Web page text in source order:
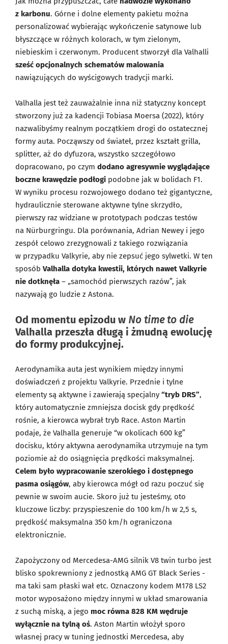
z karbonu. Górne i dolne elementy pakietu można
personalizować wybierając wykończenie satynowe lub
błyszczące w różnych kolorach, w tym zielonym,
niebieskim i czerwonym. Producent stworzył dla Valhalli
sześć opcjonalnych schematów malowania
nawiązujących do wyścigowych tradycji marki.
Valhalla jest też zauważalnie inna niż statyczny koncept
stworzony już za kadencji Tobiasa Moersa (2022), który
nazwalibyśmy realnym początkiem drogi do ostatecznej
formy auta. Począwszy od świateł, przez kształt grilla,
splitter, aż do dyfuzora, wszystko szczegółowo
dopracowano, po czym dodano agresywnie wyglądające
boczne krawędzie podłogi podobne jak w bolidach F1.
W wyniku procesu rozwojowego dodano też gigantyczne,
hydraulicznie sterowane aktywne tylne skrzydło,
pierwszy raz widziane w prototypach podczas testów
na Nürburgringu. Dla porównania, Adrian Newey i jego
zespół celowo zrezygnowali z takiego rozwiązania
w przypadku Valkyrie, aby nie zepsuć jego sylwetki. W ten
sposób Valhalla dotyka kwestii, których nawet Valkyrie
nie dotknęła – „samochód pierwszych razów”, jak
nazywają go ludzie z Astona.
Od momentu epizodu w No time to die
Valhalla przeszła długą i żmudną ewolucję
do formy produkcyjnej.
Aerodynamika auta jest wynikiem między innymi
doświadczeń z projektu Valkyrie. Przednie i tylne
elementy są aktywne i zawierają specjalny “tryb DRS”,
który automatycznie zmniejsza docisk gdy prędkość
rośnie, a kierowca wybrał tryb Race. Aston Martin
podaje, że Valhalla generuje “w okolicach 600 kg”
docisku, który aktywna aerodynamika utrzymuje na tym
poziomie aż do osiągnięcia prędkości maksymalnej.
Celem było wypracowanie szerokiego i dostępnego
pasma osiągów, aby kierowca mógł od razu poczuć się
pewnie w swoim aucie. Skoro już tu jesteśmy, oto
kluczowe liczby: przyspieszenie do 100 km/h w 2,5 s,
prędkość maksymalna 350 km/h ograniczona
elektronicznie.
Zapożyczony od Mercedesa-AMG silnik V8 twin turbo jest
blisko spokrewniony z jednostką AMG GT Black Series -
ma taki sam płaski wał etc. Oznaczony kodem M178 LS2
motor wyposażono między innymi w układ smarowania
z suchą miską, a jego moc równa 828 KM wędruje
wyłącznie na tylną oś. Aston Martin włożył sporo
własnej pracy w tuning jednostki Mercedesa, aby